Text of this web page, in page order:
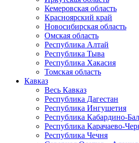
Кемеровская область
Красноярский край
Новосибирская область
Омская область
Республика Алтай
Республика Тыва
Республика Хакасия
Томская область
Кавказ
Весь Кавказ
Республика Дагестан
Республика Ингушетия
Республика Кабардино-
Республика Карачаево-
Республика Чечня